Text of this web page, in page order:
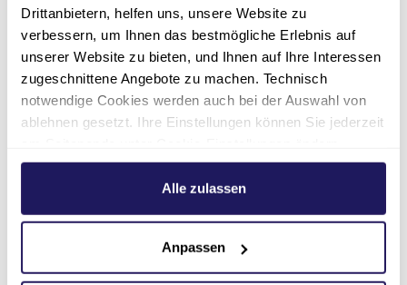
Drittanbietern, helfen uns, unsere Website zu
verbessern, um Ihnen das bestmögliche Erlebnis auf
unserer Website zu bieten, und Ihnen auf Ihre Interessen
zugeschnittene Angebote zu machen. Technisch
notwendige Cookies werden auch bei der Auswahl von
ablehnen gesetzt. Ihre Einstellungen können Sie jederzeit
Weitere Informationen hierzu finden Sie in unserer
.Alle zulassen
Anpassen
Adresse